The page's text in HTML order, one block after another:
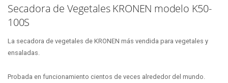
Secadora de Vegetales KRONEN modelo K50-
100S
La secadora de vegetales de KRONEN más vendida para vegetales y
ensaladas.
Probada en funcionamiento cientos de veces alrededor del mundo.